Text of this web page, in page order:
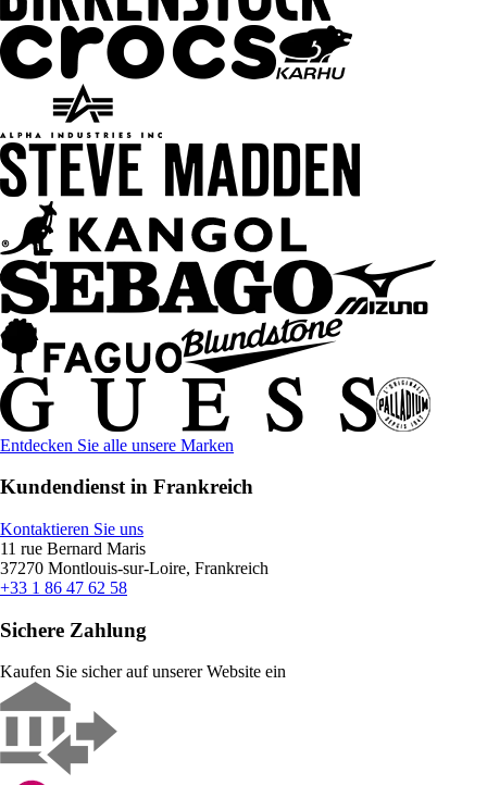
Entdecken Sie alle unsere Marken
Kundendienst in Frankreich
Kontaktieren Sie uns
11 rue Bernard Maris
37270 Montlouis-sur-Loire, Frankreich
+33 1 86 47 62 58
Sichere Zahlung
Kaufen Sie sicher auf unserer Website ein